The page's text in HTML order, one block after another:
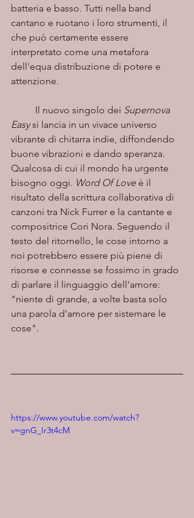
batteria e basso. Tutti nella band
cantano e ruotano i loro strumenti, il
che può certamente essere
interpretato come una metafora
dell'equa distribuzione di potere e
attenzione.
	Il nuovo singolo dei
Supernova
Easy si lancia in un vivace universo
vibrante di chitarra indie, diffondendo
buone vibrazioni e dando speranza.
Qualcosa di cui il mondo ha urgente
bisogno oggi. Word Of Love è il
risultato della scrittura collaborativa di
canzoni tra Nick Furrer e la cantante e
compositrice Cori Nora. Seguendo il
testo del ritornello, le cose intorno a
noi potrebbero essere più piene di
risorse e connesse se fossimo in grado
di parlare il linguaggio dell'amore:
"niente di grande, a volte basta solo
una parola d'amore per sistemare le
cose".
https://www.youtube.com/watch?
v=gnG_Ir3t4cM